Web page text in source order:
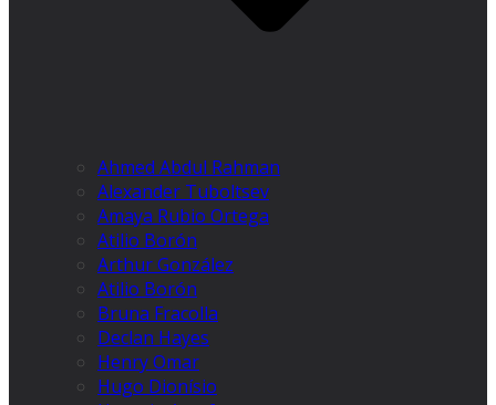
Ahmed Abdul Rahman
Alexander Tuboltsev
Amaya Rubio Ortega
Atilio Borón
Arthur González
Atilio Borón
Bruna Fracolla
Declan Hayes
Henry Omar
Hugo Dionísio